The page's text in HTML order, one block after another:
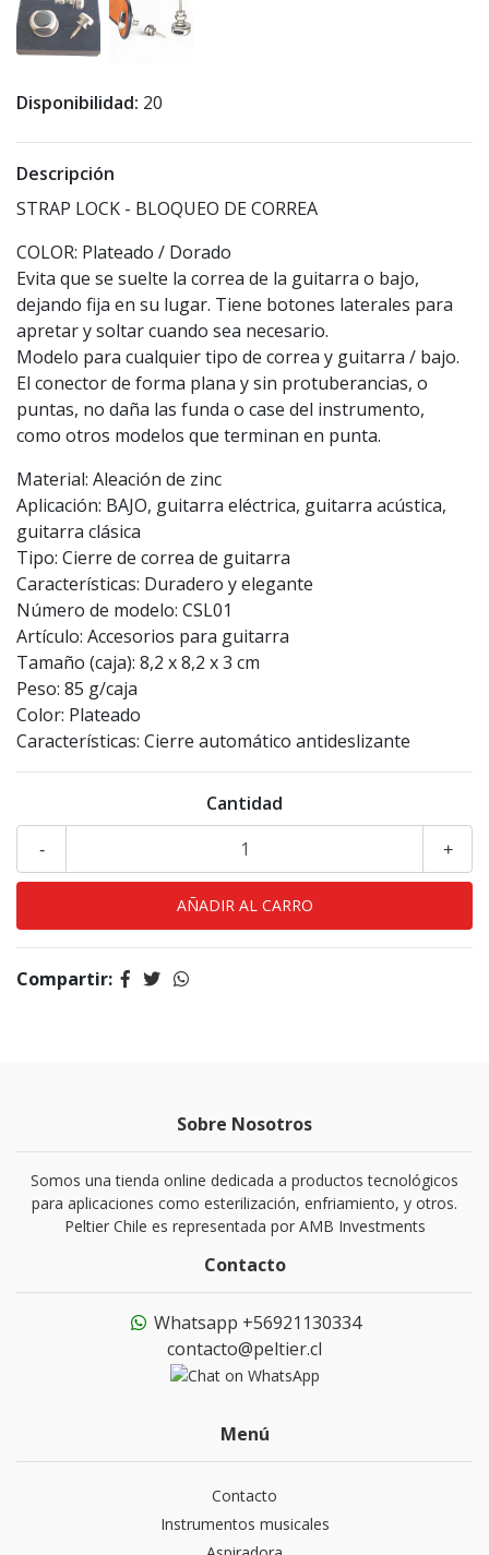
Disponibilidad: 20
Descripción
STRAP LOCK - BLOQUEO DE CORREA
COLOR: Plateado / Dorado
Evita que se suelte la correa de la guitarra o bajo,
dejando fija en su lugar. Tiene botones laterales para
apretar y soltar cuando sea necesario.
Modelo para cualquier tipo de correa y guitarra / bajo.
El conector de forma plana y sin protuberancias, o
puntas, no daña las funda o case del instrumento,
como otros modelos que terminan en punta.
Material: Aleación de zinc
Aplicación: BAJO, guitarra eléctrica, guitarra acústica,
guitarra clásica
Tipo: Cierre de correa de guitarra
Características: Duradero y elegante
Número de modelo: CSL01
Artículo: Accesorios para guitarra
Tamaño (caja): 8,2 x 8,2 x 3 cm
Peso: 85 g/caja
Color: Plateado
Características: Cierre automático antideslizante
Cantidad
+
-
Compartir:
Sobre Nosotros
Somos una tienda online dedicada a productos tecnológicos
para aplicaciones como esterilización, enfriamiento, y otros.
Peltier Chile es representada por AMB Investments
Contacto
Whatsapp +56921130334
contacto@peltier.cl
Menú
Contacto
Instrumentos musicales